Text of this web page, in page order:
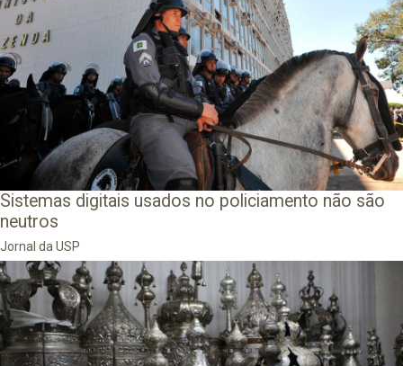
Sistemas digitais usados no policiamento não são
neutros
Jornal da USP